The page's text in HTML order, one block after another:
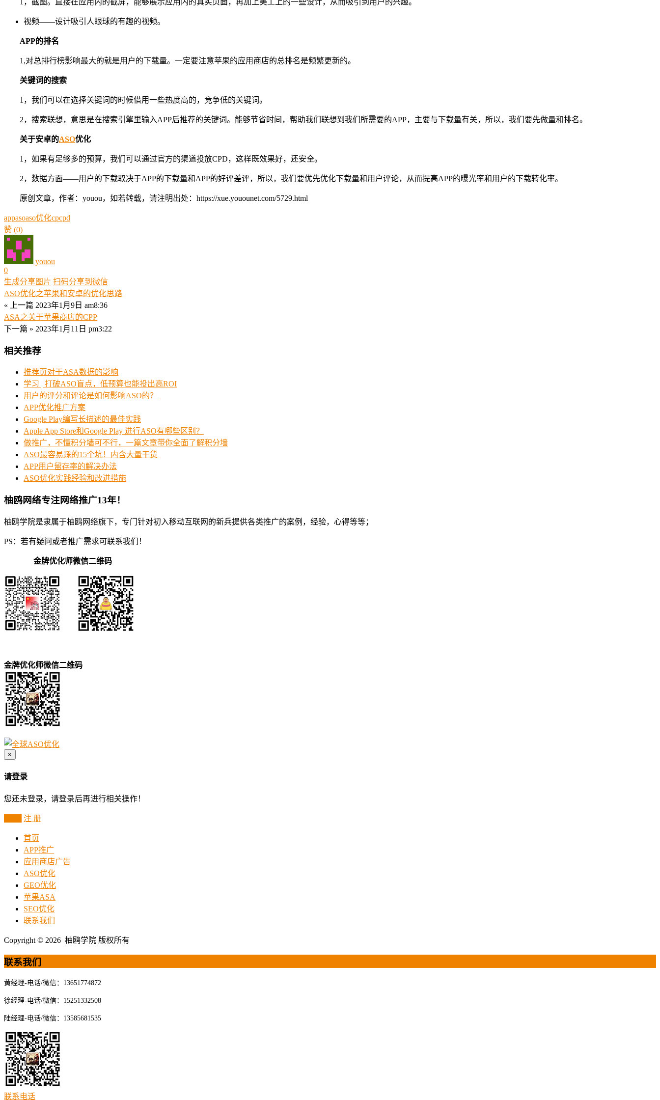
视频——设计吸引人眼球的有趣的视频。
APP的排名
1,对总排行榜影响最大的就是用户的下载量。一定要注意苹果的应用商店的总排名是频繁更新的。
关键词的搜索
1，我们可以在选择关键词的时候借用一些热度高的，竞争低的关键词。
2，搜索联想，意思是在搜索引擎里输入APP后推荐的关键词。能够节省时间，帮助我们联想到我们所需要的APP，主要与下载量有关，所以，我们要先做量和排名。
关于安卓的ASO优化
1，如果有足够多的预算，我们可以通过官方的渠道投放CPD，这样既效果好，还安全。
2，数据方面——用户的下载取决于APP的下载量和APP的好评差评，所以，我们要优先优化下载量和用户评论，从而提高APP的曝光率和用户的下载转化率。
原创文章，作者：youou，如若转载，请注明出处：https://xue.youounet.com/5729.html
appasoaso优化cpcpd
赞 (0)
youou
0
生成分享图片 扫码分享到微信
ASO优化之苹果和安卓的优化思路
« 上一篇 2023年1月9日 am8:36
ASA之关于苹果商店的CPP
下一篇 » 2023年1月11日 pm3:22
相关推荐
推荐页对于ASA数据的影响
学习 | 打破ASO盲点，低预算也能投出高ROI
用户的评分和评论是如何影响ASO的？
APP优化推广方案
Google Play编写长描述的最佳实践
Apple App Store和Google Play 进行ASO有哪些区别？
做推广，不懂积分墙可不行，一篇文章带你全面了解积分墙
ASO最容易踩的15个坑！内含大量干货
APP用户留存率的解决办法
ASO优化实践经验和改进措施
柚鸥网络专注网络推广13年！
柚鸥学院是隶属于柚鸥网络旗下，专门针对初入移动互联网的新兵提供各类推广的案例，经验，心得等等；
PS：若有疑问或者推广需求可联系我们！
金牌优化师微信二维码
金牌优化师微信二维码
×
请登录
您还未登录，请登录后再进行相关操作！
注 册
首页
APP推广
应用商店广告
ASO优化
GEO优化
苹果ASA
SEO优化
联系我们
Copyright © 2026 柚鸥学院 版权所有
联系我们
黄经理-电话/微信：13651774872
徐经理-电话/微信：15251332508
陆经理-电话/微信：13585681535
联系电话